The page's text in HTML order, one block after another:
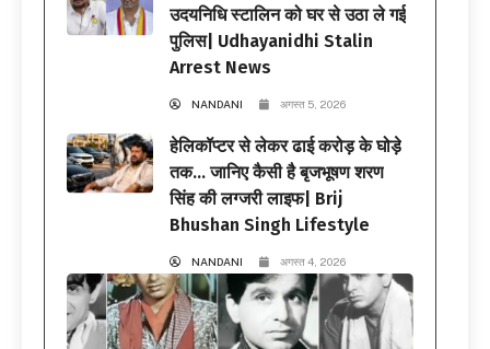
उदयनिधि स्टालिन को घर से उठा ले गई
पुलिस| Udhayanidhi Stalin
Arrest News
NANDANI अगस्त 5, 2026
हेलिकॉप्टर से लेकर ढाई करोड़ के घोड़े
तक… जानिए कैसी है बृजभूषण शरण
सिंह की लग्जरी लाइफ| Brij
Bhushan Singh Lifestyle
NANDANI अगस्त 4, 2026